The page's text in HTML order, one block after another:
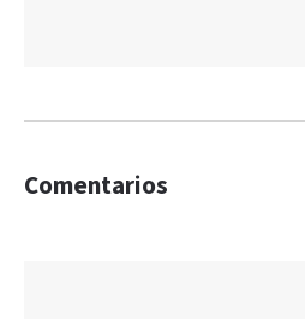
Comentarios